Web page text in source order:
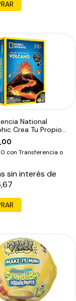
National
Crea Tu Propio
con Transferencia o
sin interés de